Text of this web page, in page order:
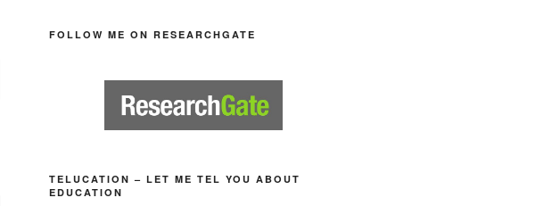
FOLLOW ME ON RESEARCHGATE
TELUCATION – LET ME TEL YOU ABOUT
EDUCATION